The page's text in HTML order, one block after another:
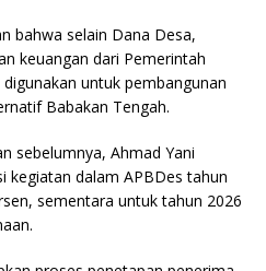
bahwa selain Dana Desa,
keuangan dari Pemerintah
untuk pembangunan
Babakan Tengah.
sebelumnya, Ahmad Yani
kegiatan dalam APBDes tahun
sementara untuk tahun 2026